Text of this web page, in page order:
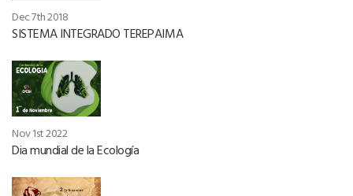
Dec 7th 2018
SISTEMA INTEGRADO TEREPAIMA
Nov 1st 2022
Dia mundial de la Ecología